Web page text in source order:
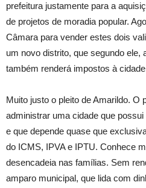
prefeitura justamente para a
de projetos de moradia popular.
Câmara para vender estes dois
um novo distrito, que segundo ele,
também renderá impostos à
Muito justo o pleito de Amarildo. O
administrar uma cidade que
e que depende quase que
do ICMS, IPVA e IPTU. Conhece
desencadeia nas famílias. Sem
amparo municipal, que lida com